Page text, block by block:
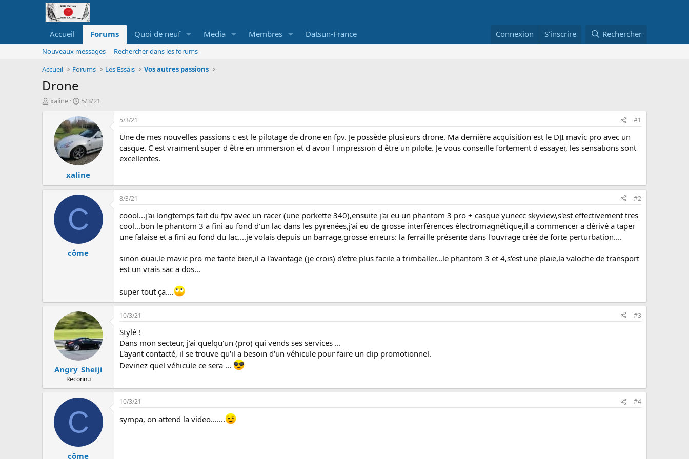
Accueil Forums Quoi de neuf Media Membres Datsun-France Connexion S'inscrire Rechercher
Nouveaux messages
Rechercher dans les forums
Accueil
Forums Les Essais Vos autres passions
Drone
A
a
xaline
D
t
e
d
e
d
é
b
u
t
5/3/21
xaline
5/3/21 #1
Une de mes nouvelles passions c est le pilotage de drone en fpv. Je possède plusieurs drone. Ma dernière acquisition est le DJI mavic pro avec un
casque. C est vraiment super d être en immersion et d avoir l impression d être un pilote. Je vous conseille fortement d essayer, les sensations sont
excellentes.
C
côme
8/3/21 #2
coool...j'ai longtemps fait du fpv avec un racer (une porkette 340),ensuite j'ai eu un phantom 3 pro + casque yunecc skyview,s'est effectivement tres
cool...bon le phantom 3 a fini au fond d'un lac dans les pyrenées,j'ai eu de grosse interférences électromagnétique,il a commencer a dérivé a taper
une falaise et a fini au fond du lac....je volais depuis un barrage,grosse erreurs: la ferraille présente dans l'ouvrage crée de forte perturbation....
sinon ouai,le mavic pro me tante bien,il a l'avantage (je crois) d'etre plus facile a trimballer...le phantom 3 et 4,s'est une plaie,la valoche de transport
est un vrais sac a dos...
super tout ça....
Angry_Sheiji
Reconnu
10/3/21 #3
Stylé !
Dans mon secteur, j'ai quelqu'un (pro) qui vends ses services ...
L'ayant contacté, il se trouve qu'il a besoin d'un véhicule pour faire un clip promotionnel.
Devinez quel véhicule ce sera ...
C
côme
10/3/21 #4
sympa, on attend la video.......